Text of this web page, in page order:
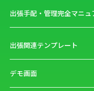
出張手配・管理完全マニュ
出張関連テンプレート
デモ画面